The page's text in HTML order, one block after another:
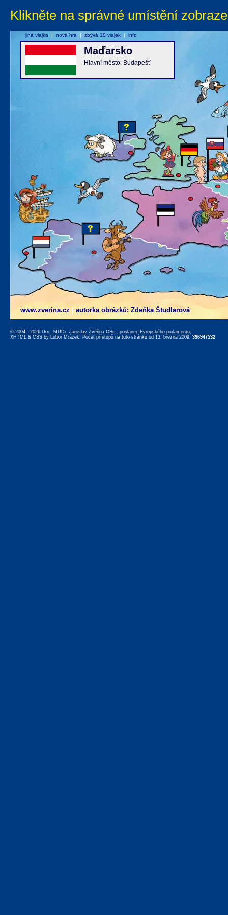
Klikněte na správné umístění
www.zverina.cz autorka obrázků: Zdeňka Študlarová
Maďarsko
Hlavní město: Budapešť
jiná vlajka | nová hra | zbývá 10 vlajek | info
© 2004 - 2026 Doc. MUDr. Jaroslav Zvěřina CSc., poslanec Evropského parlamentu,
XHTML & CSS by Lubor Mrázek. Počet přístupů na tuto stránku od 13. března 2009: 396947532